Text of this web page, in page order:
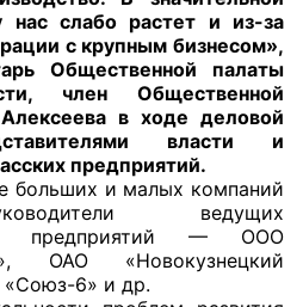
СВЯЗЬ
нас слабо растет и из-за
с крупным бизнесом»,
Общественной палаты
член Общественной
в ходе деловой
власти и
предприятий.
и малых компаний
ведущих
предприятий — ООО
ОАО «Новокузнецкий
6» и др.